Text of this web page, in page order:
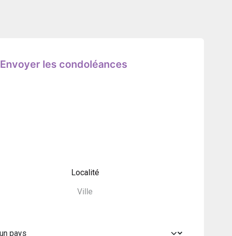
Envoyer les condoléances
Localité